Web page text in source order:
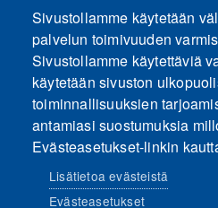
HYVÄKSY
Hyväksy vain
Sivustollamme käytetään
palvelun toimivuuden
Sivustollamme käytettäviä
käytetään sivuston
toiminnallisuuksien
antamiasi suostumuksia
Evästeasetukset-linkin
Lisätietoa evästeistä
Evästeasetukset